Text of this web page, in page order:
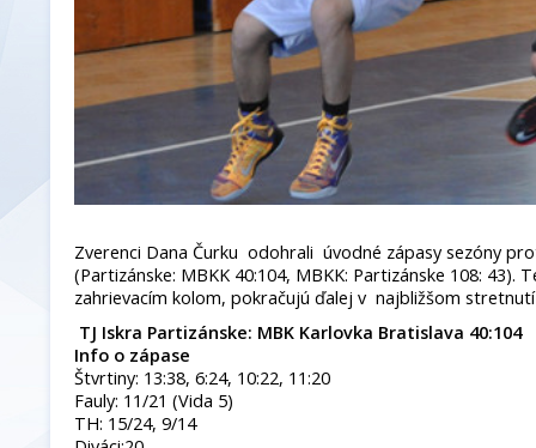
Zverenci Dana Čurku odohrali úvodné zápasy sezóny
(Partizánske: MBKK 40:104, MBKK: Partizánske 108: 43).
zahrievacím kolom, pokračujú ďalej v najbližšom
TJ Iskra Partizánske: MBK Karlovka Bratislava 40:104
Info o zápase
Štvrtiny: 13:38, 6:24, 10:22, 11:20
Fauly: 11/21 (Vida 5)
TH: 15/24, 9/14